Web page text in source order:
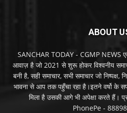
ABOUT
SANCHAR TODAY - CGMP NEWS
आवाज़ है जो 2021 से शुरू होकर विश्वनीय
बनी है, सही समाचार, सभी समाचार जो निष्पक्ष,
भावना से आप तक पहुँचा रहा है।इतने वर्षो के
मिला है उसकी आगे भी अपेक्षा करते हैं।
PhonePe -